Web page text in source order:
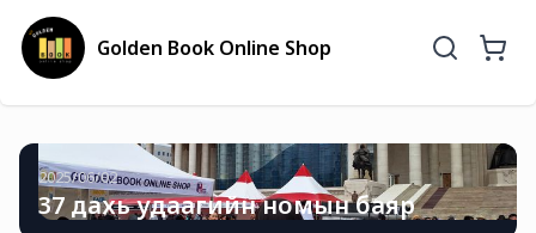
Golden Book Online Shop
2025/06/02
37 дахь удаагийн номын баяр